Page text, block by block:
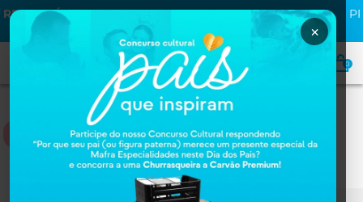
ACIMA
PRIMEIRA COMPRA NA MAFRA? USE O
GANHE
10% OFF
0
PIQUITUCHO
×